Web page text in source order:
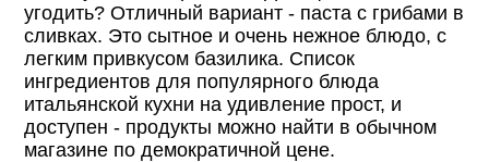
угодить? Отличный вариант - паста с грибами в
сливках. Это сытное и очень нежное блюдо, с
легким привкусом базилика. Список
ингредиентов для популярного блюда
итальянской кухни на удивление прост, и
доступен - продукты можно найти в обычном
магазине по демократичной цене.